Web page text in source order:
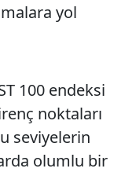
yol
100 endeksi
noktaları
seviyelerin
olumlu bir